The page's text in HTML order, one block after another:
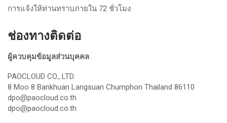
การแจ้งให้ท่านทราบภายใน 72 ชั่วโมง
ช่องทางติดต่อ
ผู้ควบคุมข้อมูลส่วนบุคคล
PAOCLOUD CO., LTD.
8 Moo 8 Bankhuan Langsuan Chumphon Thailand 86110
dpo@paocloud.co.th
dpo@paocloud.co.th